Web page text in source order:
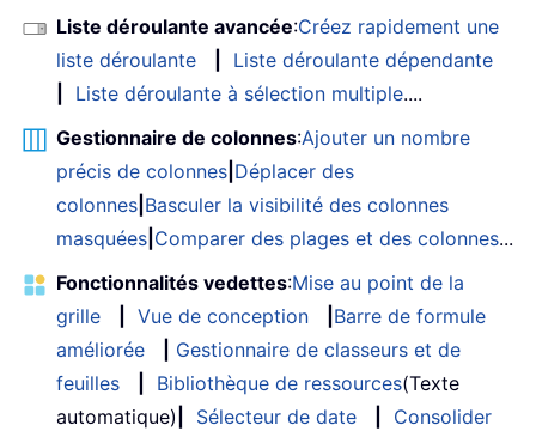
Liste déroulante avancée:Créez rapidement une
liste déroulante
Liste déroulante dépendante
Liste déroulante à sélection multiple....
Gestionnaire de colonnes:Ajouter un nombre
précis de colonnes Déplacer des
colonnes Basculer la visibilité des colonnes
masquées Comparer des plages et des colonnes...
Fonctionnalités vedettes:Mise au point de la
grille
Vue de conception
Barre de formule
améliorée
Gestionnaire de classeurs et de
feuilles
Bibliothèque de ressources(Texte
automatique)
Sélecteur de date
Consolider